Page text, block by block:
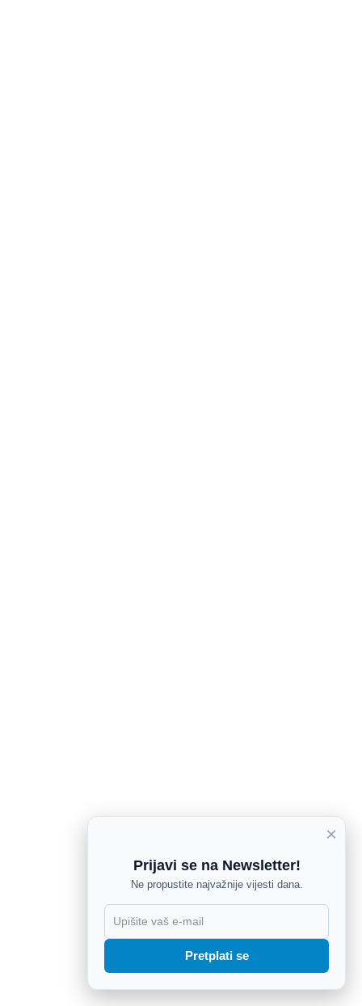
×
Prijavi se na Newsletter!
Ne propustite najvažnije vijesti dana.
Pretplati se